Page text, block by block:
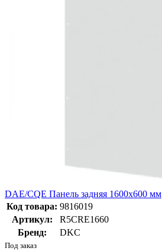
DAE/CQE Панель задняя 1600х600 мм
Код товара: 9816019
Артикул:
R5CRE1660
Бренд:
DKC
Под заказ